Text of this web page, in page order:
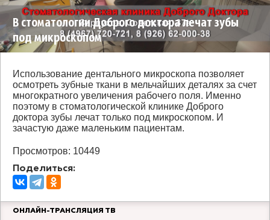
В стоматологии Доброго доктора лечат зубы
под микроскопом
Использование дентального микроскопа позволяет
осмотреть зубные ткани в мельчайших деталях за счет
многократного увеличения рабочего поля. Именно
поэтому в стоматологической клинике Доброго
доктора зубы лечат только под микроскопом. И
зачастую даже маленьким пациентам.
Просмотров: 10449
Поделиться:
ОНЛАЙН-ТРАНСЛЯЦИЯ ТВ